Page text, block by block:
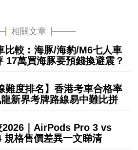
相關文章
比較︰海豚/海豹/M6七人車
17萬買海豚要預錢換避震？
難度排名】香港考車合格率
新界考牌路線易中難比拼
｜AirPods Pro 3 vs
格售價差異一文睇清